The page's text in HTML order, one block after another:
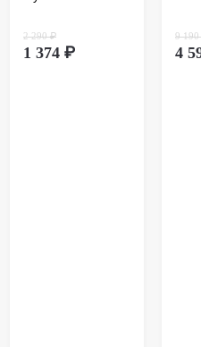
2 290 ₽
1 374 ₽
9
4